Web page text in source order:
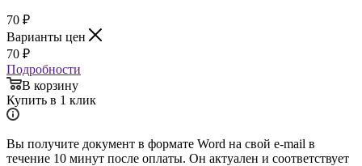
70 ₽
Варианты цен
70 ₽
Подробности
В корзину
Купить в 1 клик
Вы получите документ в формате Word на свой e-mail в
течение 10 минут после оплаты. Он актуален и соответствует